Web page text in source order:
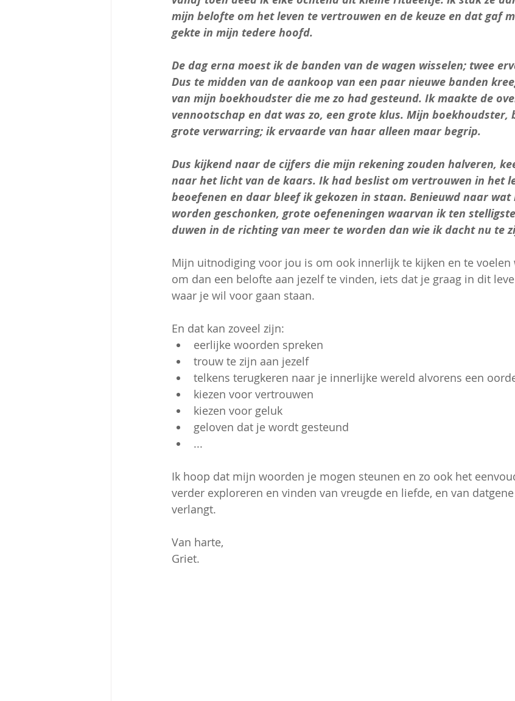
mijn belofte om het leven te vertrouwen en de keuze en dat gaf
gekte in mijn tedere hoofd.
De dag erna moest ik de banden van de wagen wisselen; twee
Dus te midden van de aankoop van een paar nieuwe banden
van mijn boekhoudster die me zo had gesteund. Ik maakte de
vennootschap en dat was zo, een grote klus. Mijn boekhoudster,
grote verwarring; ik ervaarde van haar alleen maar begrip.
Dus kijkend naar de cijfers die mijn rekening zouden halveren,
naar het licht van de kaars. Ik had beslist om vertrouwen in het
beoefenen en daar bleef ik gekozen in staan. Benieuwd naar wat
worden geschonken, grote oefeneningen waarvan ik ten
duwen in de richting van meer te worden dan wie ik dacht nu te
Mijn uitnodiging voor jou is om ook innerlijk te kijken en te voelen
om dan een belofte aan jezelf te vinden, iets dat je graag in dit
waar je wil voor gaan staan.
En dat kan zoveel zijn:
eerlijke woorden spreken
trouw te zijn aan jezelf
telkens terugkeren naar je innerlijke wereld alvorens een
kiezen voor vertrouwen
kiezen voor geluk
geloven dat je wordt gesteund
...
Ik hoop dat mijn woorden je mogen steunen en zo ook het
verder exploreren en vinden van vreugde en liefde, en van
verlangt.
Van harte,
Griet.